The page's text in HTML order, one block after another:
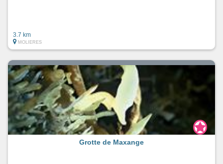
3.7 km
MOLIERES
Grotte de Maxange